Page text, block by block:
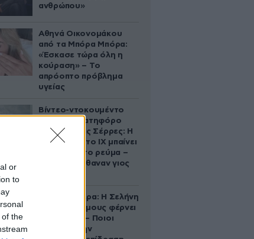
or
to
of the
ανθρώπου»
Αθηνά Οικονομάκου
από τα Μπόρα Μπόρα:
«Έσκασε τώρα όλη η
κούραση» – Το
απρόοπτο πρόβλημα
υγείας
Βίντεο-ντοκουμέντο
από το θανατηφόρο
τροχαίο στις Σέρρες: Η
στιγμή που το ΙΧ μπαίνει
στο αντίθετο ρεύμα –
Ακαριαία πέθαναν γιος
Ζώδια σήμερα: Η Σελήνη
στους Διδύμους φέρνει
ανατροπές – Ποιοι
δέχονται την